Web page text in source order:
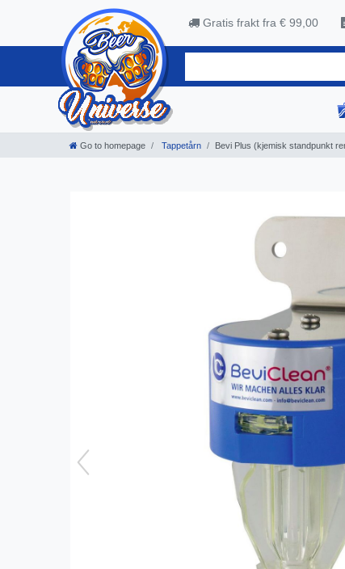
Gratis frakt fra € 99,00
Go to homepage Tappetårn Bevi Plus (kjemisk standpunkt